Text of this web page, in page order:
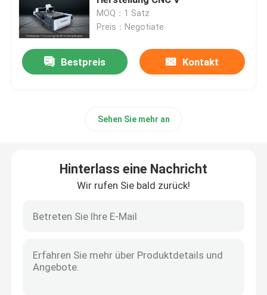
Blech, das Maschine fugt
V-Groover-Maschine
v-Nutschneidemaschine
Cnc-Blatt-Trennschneider
Schneidemaschine CNC V
MOQ：1 Satz
Preis：Negotiate
Bestpreis Kontakt
Sehen Sie mehr an
Hinterlass eine Nachricht
Wir rufen Sie bald zurück!